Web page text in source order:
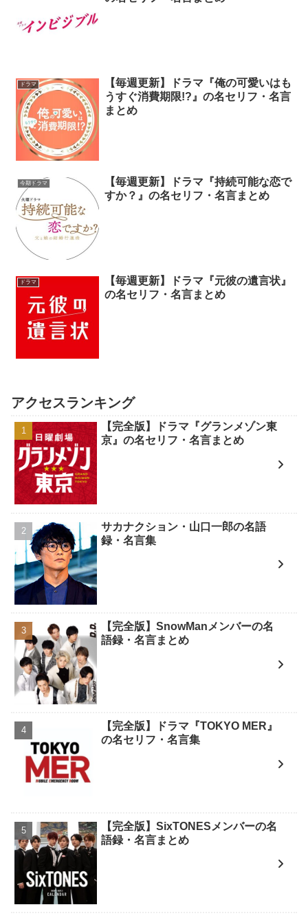
ドラマ
【毎週更新】ドラマ『俺の可愛いはも
うすぐ消費期限!?』の名セリフ・名言
まとめ
今期ドラマ
【毎週更新】ドラマ『持続可能な恋で
すか？』の名セリフ・名言まとめ
ドラマ
【毎週更新】ドラマ『元彼の遺言状』
の名セリフ・名言まとめ
アクセスランキング
【完全版】ドラマ『グランメゾン東
京』の名セリフ・名言まとめ
サカナクション・山口一郎の名語
録・名言集
【完全版】SnowManメンバーの名
語録・名言まとめ
【完全版】ドラマ『TOKYO MER』
の名セリフ・名言集
【完全版】SixTONESメンバーの名
語録・名言まとめ